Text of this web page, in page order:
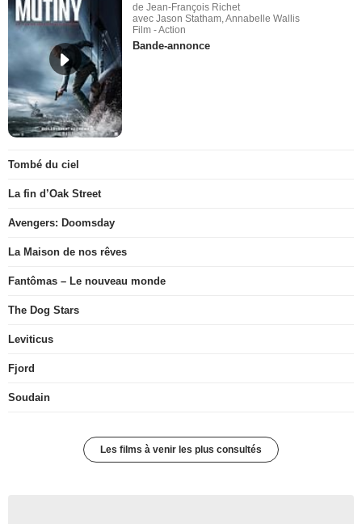
de Jean-François Richet
avec Jason Statham, Annabelle Wallis
Film - Action
Bande-annonce
Tombé du ciel
La fin d’Oak Street
Avengers: Doomsday
La Maison de nos rêves
Fantômas – Le nouveau monde
The Dog Stars
Leviticus
Fjord
Soudain
Les films à venir les plus consultés